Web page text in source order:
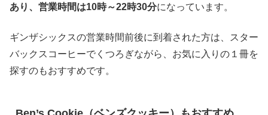
あり、営業時間は10時～22時30分になっています。
ギンザシックスの営業時間前後に到着された方は、スター
バックスコーヒーでくつろぎながら、お気に入りの１冊を
探すのもおすすめです。